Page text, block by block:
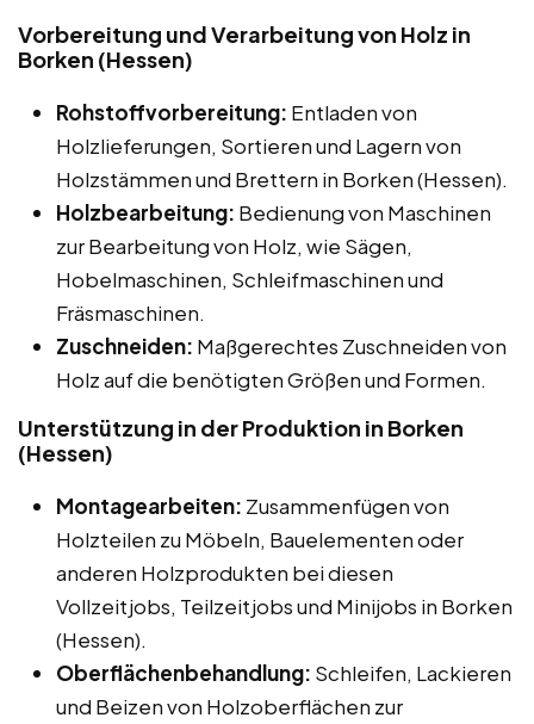
Vorbereitung und Verarbeitung von Holz in
Borken (Hessen)
Rohstoffvorbereitung: Entladen von
Holzlieferungen, Sortieren und Lagern von
Holzstämmen und Brettern in Borken (Hessen).
Holzbearbeitung: Bedienung von Maschinen
zur Bearbeitung von Holz, wie Sägen,
Hobelmaschinen, Schleifmaschinen und
Fräsmaschinen.
Zuschneiden: Maßgerechtes Zuschneiden von
Holz auf die benötigten Größen und Formen.
Unterstützung in der Produktion in Borken
(Hessen)
Montagearbeiten: Zusammenfügen von
Holzteilen zu Möbeln, Bauelementen oder
anderen Holzprodukten bei diesen
Vollzeitjobs, Teilzeitjobs und Minijobs in Borken
(Hessen).
Oberflächenbehandlung: Schleifen, Lackieren
und Beizen von Holzoberflächen zur